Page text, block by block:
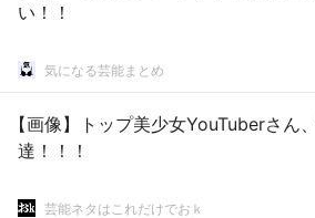
い！！
気になる芸能まとめ
【画像】トップ美少女YouTuberさん
達！！！
芸能ネタはこれだけでおｋ